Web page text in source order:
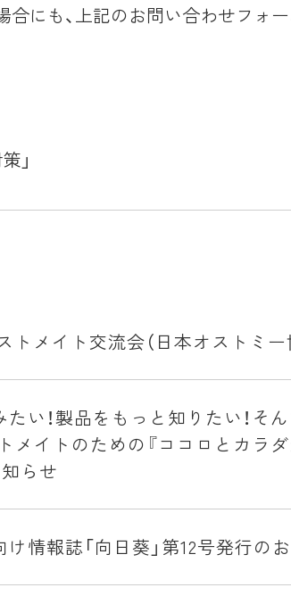
にも、上記のお問い合わせフォ
」
トメイト交流会（日本オストミ
い！製品をもっと知りたい！そ
メイトのための『ココロとカラ
らせ
情報誌「向日葵」第12号発行の